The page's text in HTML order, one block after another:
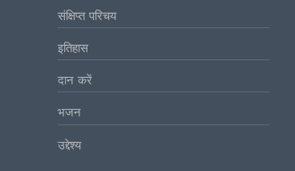
संक्षिप्त परिचय
इतिहास
दान करें
भजन
उद्देश्य